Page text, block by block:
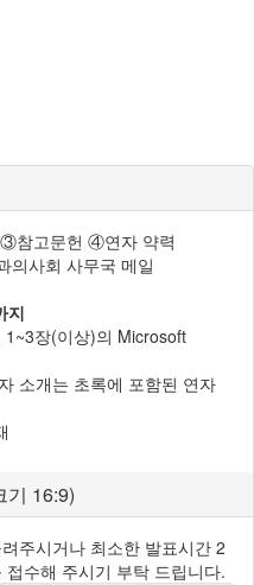
참고문헌 ④연자 약력
의사회 사무국 메일
지
장(이상)의 Microsoft
소개는 초록에 포함된 연자
기 16:9)
주시거나 최소한 발표시간 2
수해 주시기 부탁 드립니다.